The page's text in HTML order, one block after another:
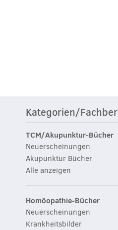
Kategorien/
TCM/Akupunktur-Bücher
Neuerscheinungen
Akupunktur Bücher
Alle anzeigen
Homöopathie-Bücher
Neuerscheinungen
Krankheitsbilder